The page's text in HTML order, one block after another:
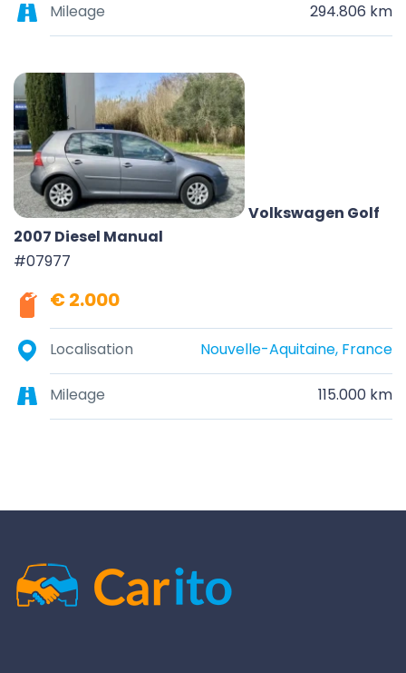
Mileage 294.806 km
Volkswagen Golf
2007 Diesel Manual
#07977
€ 2.000
Localisation Nouvelle-Aquitaine, France
Mileage 115.000 km